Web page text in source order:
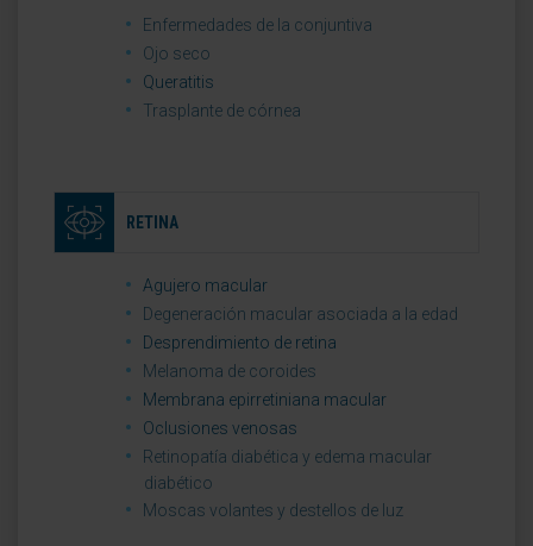
Enfermedades de la conjuntiva
Ojo seco
Queratitis
Trasplante de córnea
RETINA
Agujero macular
Degeneración macular asociada a la edad
Desprendimiento de retina
Melanoma de coroides
Membrana epirretiniana macular
Oclusiones venosas
Retinopatía diabética y edema macular
diabético
Moscas volantes y destellos de luz